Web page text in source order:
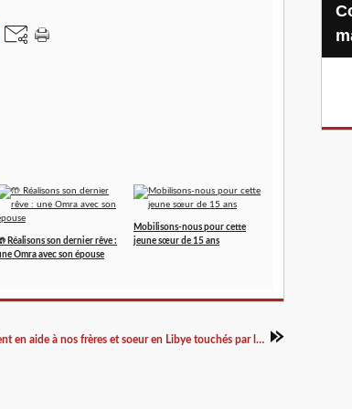
Réalisons son dernier rêve :
Omra avec son épouse
Mobilisons-nous pour cette
jeune sœur de 15 ans
Qu'Allah vient en aide à nos frères et soeur en Libye touchés par les inondations
Confiez-nous votre Zakat-al-